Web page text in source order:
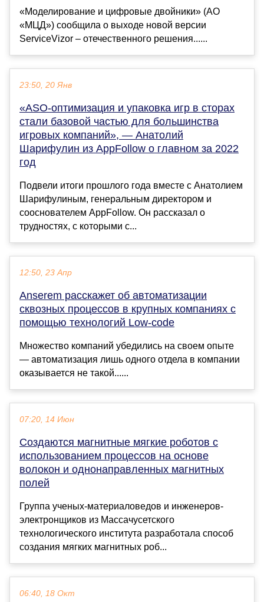
«Моделирование и цифровые двойники» (АО
«МЦД») сообщила о выходе новой версии
ServiceVizor – отечественного решения......
23:50, 20 Янв
«ASO-оптимизация и упаковка игр в сторах
стали базовой частью для большинства
игровых компаний», — Анатолий
Шарифулин из AppFollow о главном за 2022
год
Подвели итоги прошлого года вместе с Анатолием
Шарифулиным, генеральным директором и
сооснователем AppFollow. Он рассказал о
трудностях, с которыми с...
12:50, 23 Апр
Anserem расскажет об автоматизации
сквозных процессов в крупных компаниях с
помощью технологий Low-code
Множество компаний убедились на своем опыте
— автоматизация лишь одного отдела в компании
оказывается не такой......
07:20, 14 Июн
Создаются магнитные мягкие роботов с
использованием процессов на основе
волокон и однонаправленных магнитных
полей
Группа ученых-материаловедов и инженеров-
электронщиков из Массачусетского
технологического института разработала способ
создания мягких магнитных роб...
06:40, 18 Окт